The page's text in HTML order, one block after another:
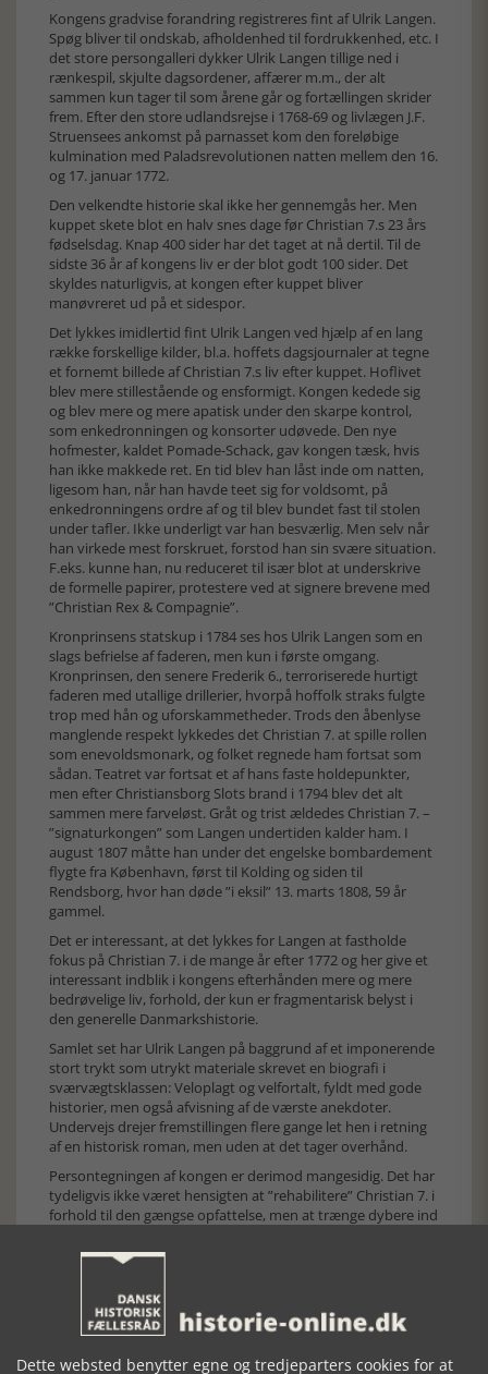
Kongens gradvise forandring registreres fint af Ulrik Langen.
Spøg bliver til ondskab, afholdenhed til fordrukkenhed, etc. I
det store persongalleri dykker Ulrik Langen tillige ned i
rænkespil, skjulte dagsordener, affærer m.m., der alt
sammen kun tager til som årene går og fortællingen skrider
frem. Efter den store udlandsrejse i 1768-69 og livlægen J.F.
Struensees ankomst på parnasset kom den foreløbige
kulmination med Paladsrevolutionen natten mellem den 16.
og 17. januar 1772.
Den velkendte historie skal ikke her gennemgås her. Men
kuppet skete blot en halv snes dage før Christian 7.s 23 års
fødselsdag. Knap 400 sider har det taget at nå dertil. Til de
sidste 36 år af kongens liv er der blot godt 100 sider. Det
skyldes naturligvis, at kongen efter kuppet bliver
manøvreret ud på et sidespor.
Det lykkes imidlertid fint Ulrik Langen ved hjælp af en lang
række forskellige kilder, bl.a. hoffets dagsjournaler at tegne
et fornemt billede af Christian 7.s liv efter kuppet. Hoflivet
blev mere stillestående og ensformigt. Kongen kedede sig
og blev mere og mere apatisk under den skarpe kontrol,
som enkedronningen og konsorter udøvede. Den nye
hofmester, kaldet Pomade-Schack, gav kongen tæsk, hvis
han ikke makkede ret. En tid blev han låst inde om natten,
ligesom han, når han havde teet sig for voldsomt, på
enkedronningens ordre af og til blev bundet fast til stolen
under tafler. Ikke underligt var han besværlig. Men selv når
han virkede mest forskruet, forstod han sin svære situation.
F.eks. kunne han, nu reduceret til især blot at underskrive
de formelle papirer, protestere ved at signere brevene med
”Christian Rex & Compagnie”.
Kronprinsens statskup i 1784 ses hos Ulrik Langen som en
slags befrielse af faderen, men kun i første omgang.
Kronprinsen, den senere Frederik 6., terroriserede hurtigt
faderen med utallige drillerier, hvorpå hoffolk straks fulgte
trop med hån og uforskammetheder. Trods den åbenlyse
manglende respekt lykkedes det Christian 7. at spille rollen
som enevoldsmonark, og folket regnede ham fortsat som
sådan. Teatret var fortsat et af hans faste holdepunkter,
men efter Christiansborg Slots brand i 1794 blev det alt
sammen mere farveløst. Gråt og trist ældedes Christian 7. –
”signaturkongen” som Langen undertiden kalder ham. I
august 1807 måtte han under det engelske bombardement
flygte fra København, først til Kolding og siden til
Rendsborg, hvor han døde ”i eksil” 13. marts 1808, 59 år
gammel.
Det er interessant, at det lykkes for Langen at fastholde
fokus på Christian 7. i de mange år efter 1772 og her give et
interessant indblik i kongens efterhånden mere og mere
bedrøvelige liv, forhold, der kun er fragmentarisk belyst i
den generelle Danmarkshistorie.
Samlet set har Ulrik Langen på baggrund af et imponerende
stort trykt som utrykt materiale skrevet en biografi i
sværvægtsklassen: Veloplagt og velfortalt, fyldt med gode
historier, men også afvisning af de værste anekdoter.
Undervejs drejer fremstillingen flere gange let hen i retning
af en historisk roman, men uden at det tager overhånd.
Persontegningen af kongen er derimod mangesidig. Det har
tydeligvis ikke været hensigten at ”rehabilitere” Christian 7. i
forhold til den gængse opfattelse, men at trænge dybere ind
prægede ham. Og skønt de åbenlyse skurke i historien, er
Christian var fra barnsben ekstremt presset af sine
omgivelser, hans opvækst var helt forfærdelig, præget af
bl.a. vold (og efter nutidige begreber: omsorgssvigt). Han var
Dette websted benytter egne og tredjeparters cookies for at